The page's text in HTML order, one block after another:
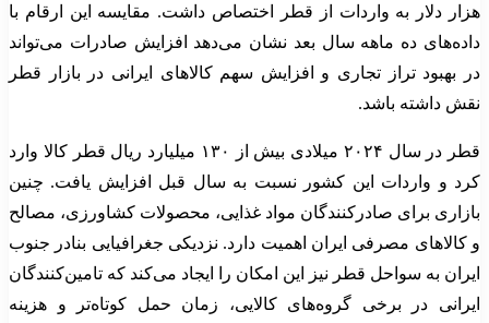
هزار دلار به واردات از قطر اختصاص داشت. مقایسه این ارقام با
داده‌های ده ماهه سال بعد نشان می‌دهد افزایش صادرات می‌تواند
در بهبود تراز تجاری و افزایش سهم کالاهای ایرانی در بازار قطر
نقش داشته باشد.
قطر در سال ۲۰۲۴ میلادی بیش از ۱۳۰ میلیارد ریال قطر کالا وارد
کرد و واردات این کشور نسبت به سال قبل افزایش یافت. چنین
بازاری برای صادرکنندگان مواد غذایی، محصولات کشاورزی، مصالح
و کالاهای مصرفی ایران اهمیت دارد. نزدیکی جغرافیایی بنادر جنوب
ایران به سواحل قطر نیز این امکان را ایجاد می‌کند که تامین‌کنندگان
ایرانی در برخی گروه‌های کالایی، زمان حمل کوتاه‌تر و هزینه